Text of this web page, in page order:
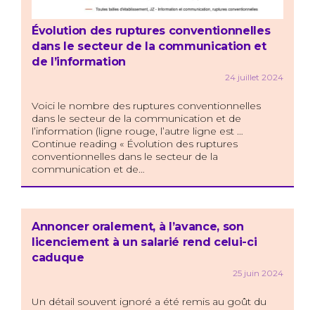
Évolution des ruptures conventionnelles
dans le secteur de la communication et
de l’information
24 juillet 2024
Voici le nombre des ruptures conventionnelles
dans le secteur de la communication et de
l’information (ligne rouge, l’autre ligne est …
Continue reading « Évolution des ruptures
conventionnelles dans le secteur de la
communication et de…
Annoncer oralement, à l’avance, son
licenciement à un salarié rend celui-ci
caduque
25 juin 2024
Un détail souvent ignoré a été remis au goût du